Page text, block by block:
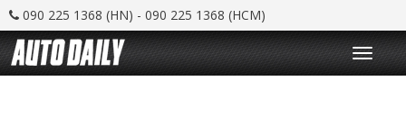
090 225 1368 (HN) - 090 225 1368 (HCM)
T
o
g